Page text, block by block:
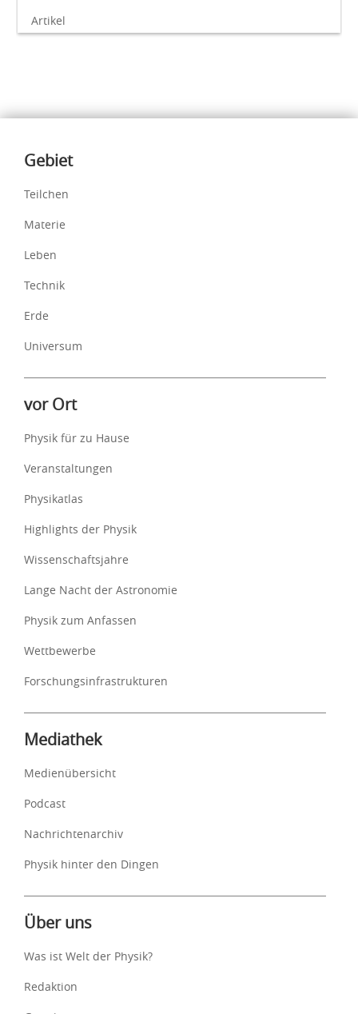
Artikel
Inhalte
Gebiet
Teilchen
Materie
Leben
Technik
Erde
Universum
vor Ort
Physik für zu Hause
Veranstaltungen
Physikatlas
Highlights der Physik
Wissenschaftsjahre
Lange Nacht der Astronomie
Physik zum Anfassen
Wettbewerbe
Forschungsinfrastrukturen
Mediathek
Medienübersicht
Podcast
Nachrichtenarchiv
Physik hinter den Dingen
Über uns
Was ist Welt der Physik?
Redaktion